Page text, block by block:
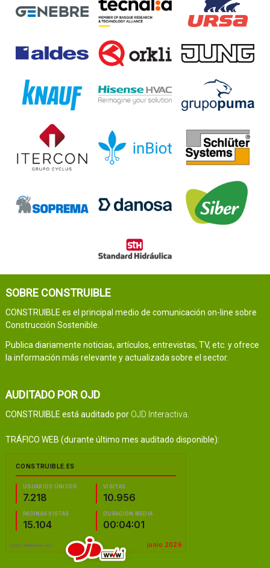
SOBRE CONSTRUIBLE
CONSTRUIBLE es el principal medio de comunicación on-line sobre
Construcción Sostenible.
Publica diariamente noticias, artículos, entrevistas, TV, etc. y ofrece
la información más relevante y actualizada sobre el sector.
AUDITADO POR OJD
CONSTRUIBLE está auditado por OJD Interactiva
TRÁFICO WEB (durante último mes auditado disponible):